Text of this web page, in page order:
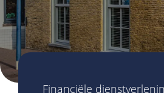
Financiële